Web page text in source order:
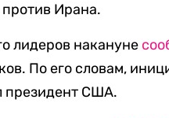
Ирана.
лидеров накануне
По его словам,
президент США.